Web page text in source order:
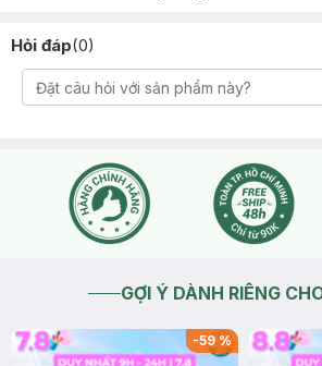
Hỏi đáp(0)
GỢI Ý DÀNH RIÊNG
-59%